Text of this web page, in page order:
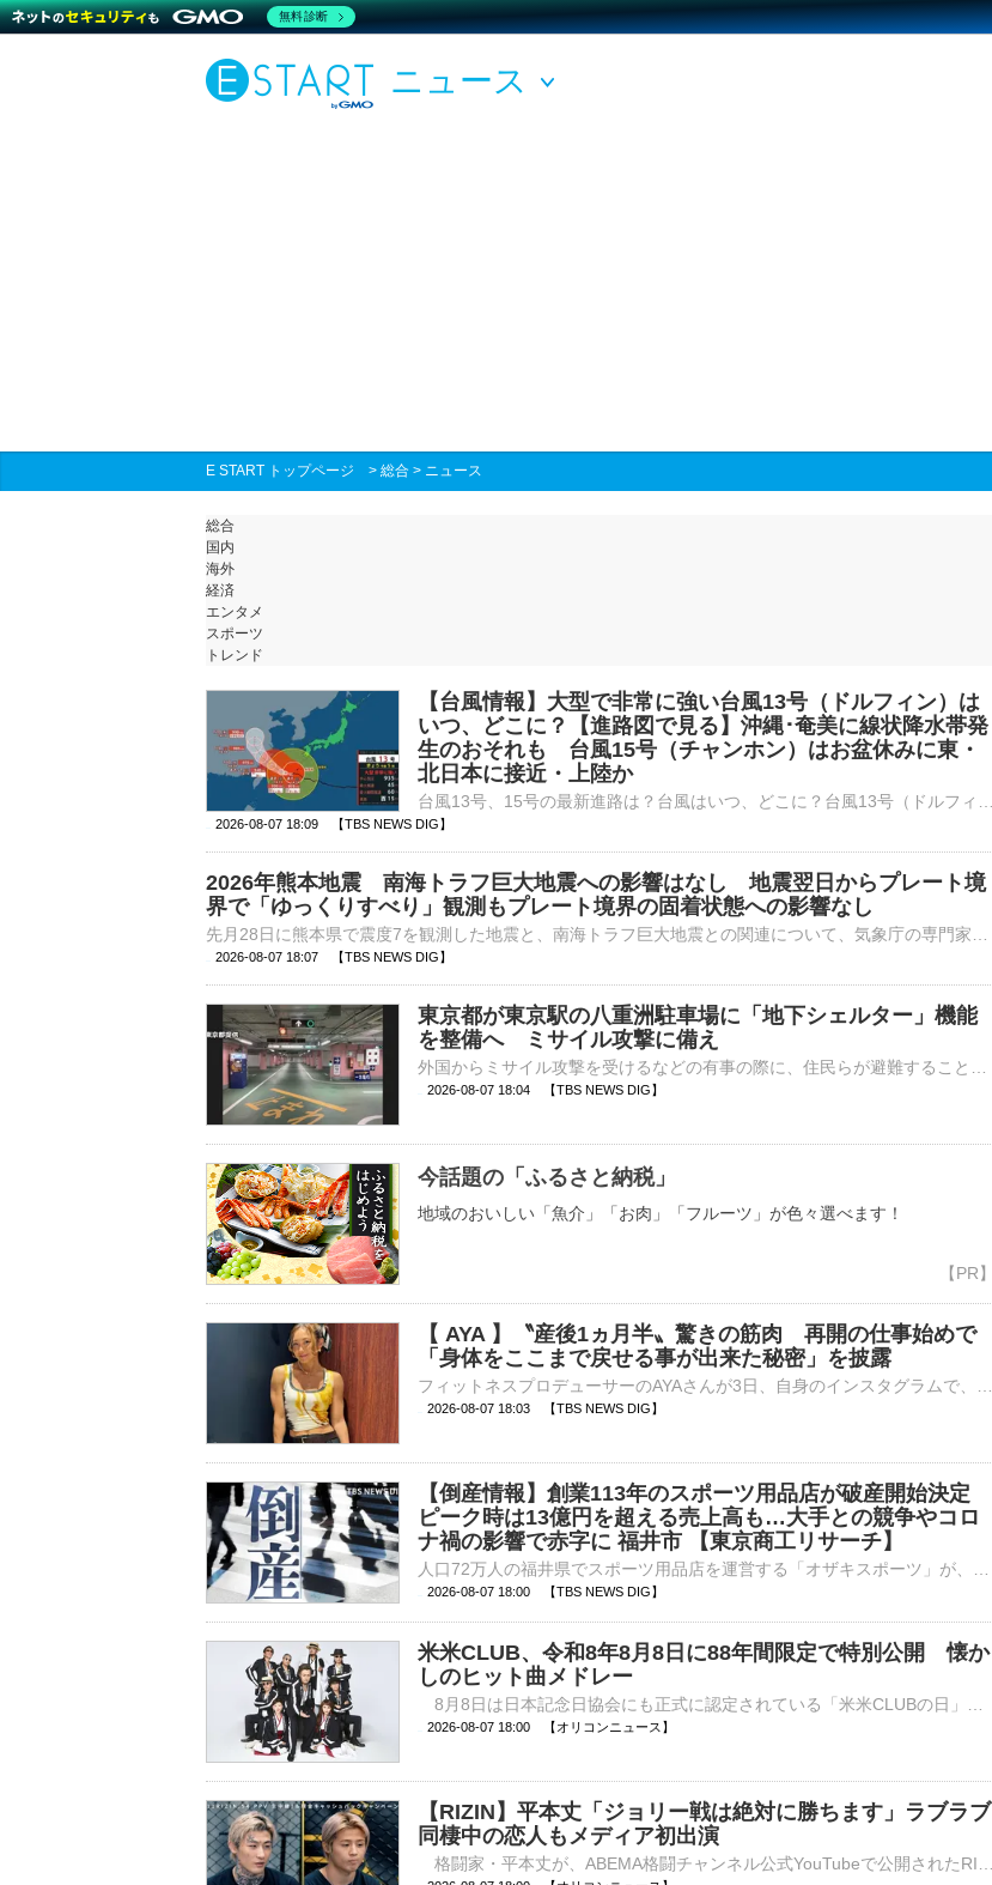
ニュース
E START トップページ > 総合 > ニュース
総合
国内
海外
経済
エンタメ
スポーツ
トレンド
【台風情報】大型で非常に強い台風13号（ドルフィン）は
いつ、どこに？【進路図で見る】沖縄･奄美に線状降水帯発
生のおそれも 台風15号（チャンホン）はお盆休みに東・
北日本に接近・上陸か
2026-08-07 18:09 【TBS NEWS DIG】
2026年熊本地震 南海トラフ巨大地震への影響はなし 地震翌日からプレート境
界で「ゆっくりすべり」観測もプレート境界の固着状態への影響なし
2026-08-07 18:07 【TBS NEWS DIG】
東京都が東京駅の八重洲駐車場に「地下シェルター」機能
を整備へ ミサイル攻撃に備え
2026-08-07 18:04 【TBS NEWS DIG】
今話題の「ふるさと納税」
地域のおいしい「魚介」「お肉」「フルーツ」が色々選べます！
【 AYA 】〝産後1ヵ月半〟驚きの筋肉 再開の仕事始めで
「身体をここまで戻せる事が出来た秘密」を披露
2026-08-07 18:03 【TBS NEWS DIG】
【倒産情報】創業113年のスポーツ用品店が破産開始決定
ピーク時は13億円を超える売上高も…大手との競争やコロ
ナ禍の影響で赤字に 福井市 【東京商工リサーチ】
2026-08-07 18:00 【TBS NEWS DIG】
米米CLUB、令和8年8月8日に88年間限定で特別公開 懐か
しのヒット曲メドレー
2026-08-07 18:00 【オリコンニュース】
【RIZIN】平本丈「ジョリー戦は絶対に勝ちます」ラブラブ
同棲中の恋人もメディア初出演
無料診断